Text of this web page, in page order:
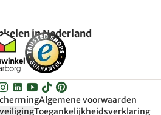
in Nederland
Algemene voorwaarden
Toegankelijkheidsverklaring